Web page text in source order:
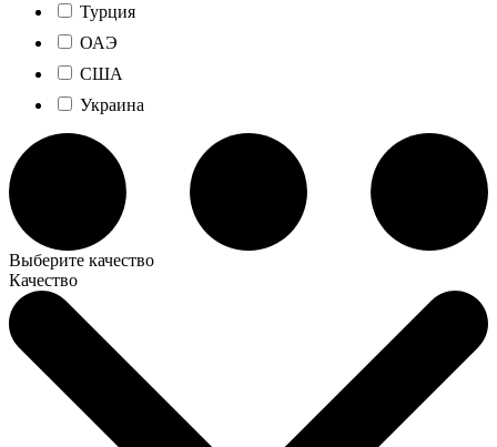
Турция
ОАЭ
США
Украина
Выберите качество
Качество